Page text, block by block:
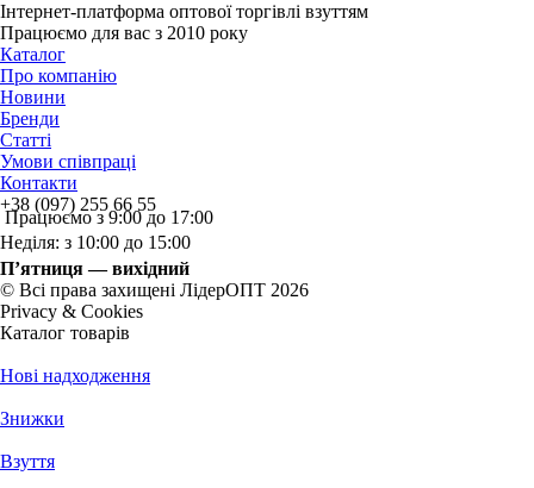
Інтернет-платформа оптової торгівлі взуттям
Працюємо для вас з 2010 року
Каталог
Про компанію
Новини
Бренди
Статті
Умови співпраці
Контакти
+38 (097) 255 66 55
Працюємо з 9:00 до 17:00
Неділя: з 10:00 до 15:00
П’ятниця — вихідний
© Всі права захищені ЛідерОПТ 2026
Privacy & Cookies
Каталог товарів
Нові надходження
Знижки
Взуття